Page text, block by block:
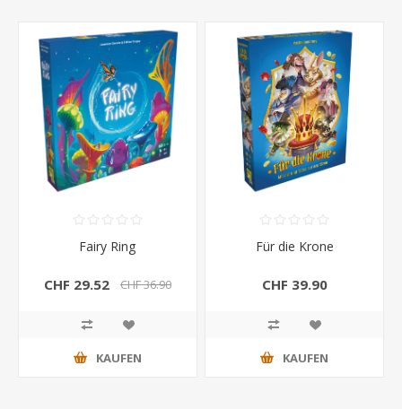
Fairy Ring
CHF 29.52 CHF 36.90
KAUFEN
Für die Krone
CHF 39.90
KAUFEN